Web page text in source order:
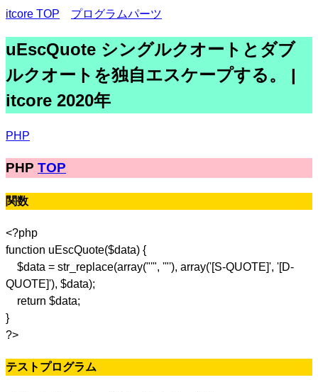
itcore TOP プログラムパーツ
uEscQuote シングルクオートとダブ
ルクオートを独自エスケープする。 |
itcore 2020年
PHP
PHP TOP
関数
<?php
function uEscQuote($data) {
$data = str_replace(array("'", '"'), array('[S-QUOTE]', '[D-
QUOTE]'), $data);
return $data;
}
?>
テストプログラム